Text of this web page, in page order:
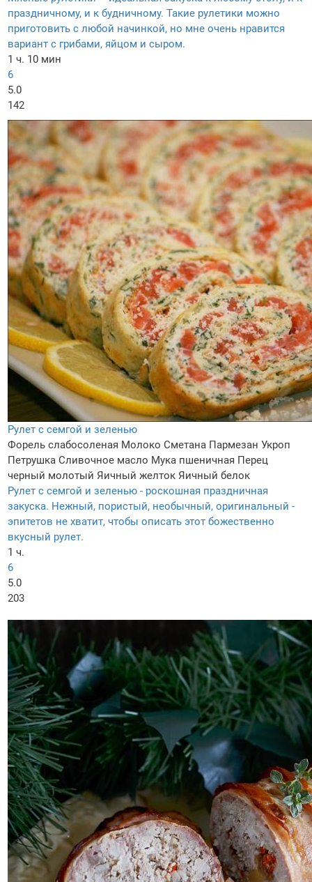
праздничному, и к будничному. Такие рулетики можно
приготовить с любой начинкой, но мне очень нравится
вариант с грибами, яйцом и сыром.
1 ч. 10 мин
6
5.0
142
Рулет с семгой и зеленью
Форель слабосоленая Молоко Сметана Пармезан Укроп
Петрушка Сливочное масло Мука пшеничная Перец
черный молотый Яичный желток Яичный белок
Рулет с семгой и зеленью - роскошная праздничная
закуска. Нежный, пористый, необычный, оригинальный -
эпитетов не хватит, чтобы описать этот божественно
вкусный рулет.
1 ч.
6
5.0
203